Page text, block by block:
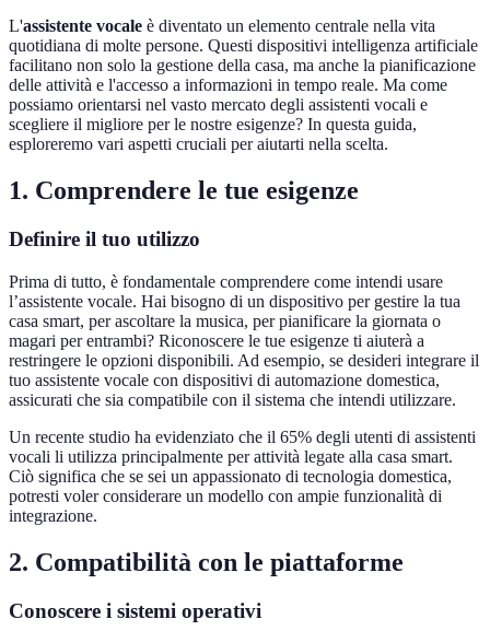
L'assistente vocale è diventato un elemento centrale nella vita
quotidiana di molte persone. Questi dispositivi intelligenza artificiale
facilitano non solo la gestione della casa, ma anche la pianificazione
delle attività e l'accesso a informazioni in tempo reale. Ma come
possiamo orientarsi nel vasto mercato degli assistenti vocali e
scegliere il migliore per le nostre esigenze? In questa guida,
esploreremo vari aspetti cruciali per aiutarti nella scelta.
1. Comprendere le tue esigenze
Definire il tuo utilizzo
Prima di tutto, è fondamentale comprendere come intendi usare
l’assistente vocale. Hai bisogno di un dispositivo per gestire la tua
casa smart, per ascoltare la musica, per pianificare la giornata o
magari per entrambi? Riconoscere le tue esigenze ti aiuterà a
restringere le opzioni disponibili. Ad esempio, se desideri integrare il
tuo assistente vocale con dispositivi di automazione domestica,
assicurati che sia compatibile con il sistema che intendi utilizzare.
Un recente studio ha evidenziato che il 65% degli utenti di assistenti
vocali li utilizza principalmente per attività legate alla casa smart.
Ciò significa che se sei un appassionato di tecnologia domestica,
potresti voler considerare un modello con ampie funzionalità di
integrazione.
2. Compatibilità con le piattaforme
Conoscere i sistemi operativi